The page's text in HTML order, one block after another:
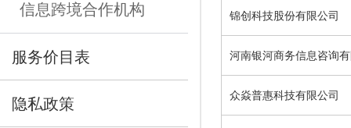
信息跨境合作机构
服务价目表
隐私政策
锦创科技股份有限公司
河南银河商务信息咨询
众焱普惠科技有限公司